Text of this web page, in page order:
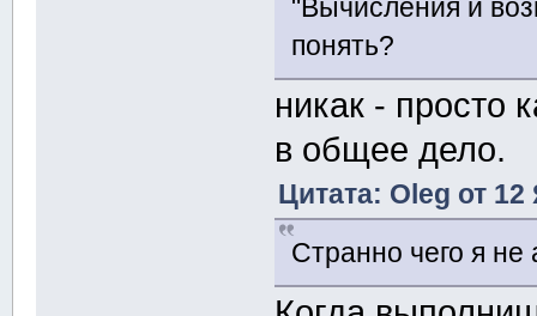
"Вычисления и
понять?
никак - просто
в общее дело.
Цитата: Oleg от
Странно чего я не